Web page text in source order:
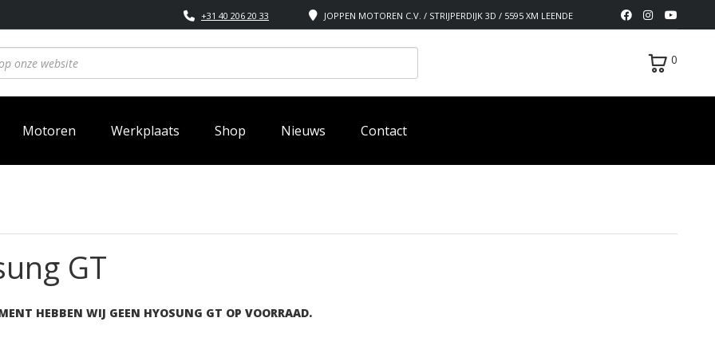
JOPPEN MOTOREN C.V. / STRIJPERDIJK 3D / 5595 XM LEENDE
+31 40 206 20 33
0
Motoren Werkplaats Shop Nieuws Contact
GT
HEBBEN WIJ GEEN HYOSUNG GT OP VOORRAAD.